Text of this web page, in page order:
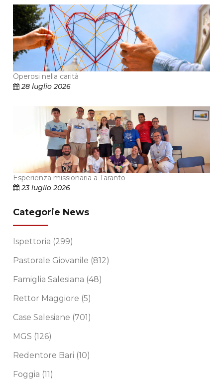
Operosi nella carità
28 luglio 2026
Esperienza missionaria a Taranto
23 luglio 2026
Categorie News
Ispettoria (299)
Pastorale Giovanile (812)
Famiglia Salesiana (48)
Rettor Maggiore (5)
Case Salesiane (701)
MGS (126)
Redentore Bari (10)
Foggia (11)